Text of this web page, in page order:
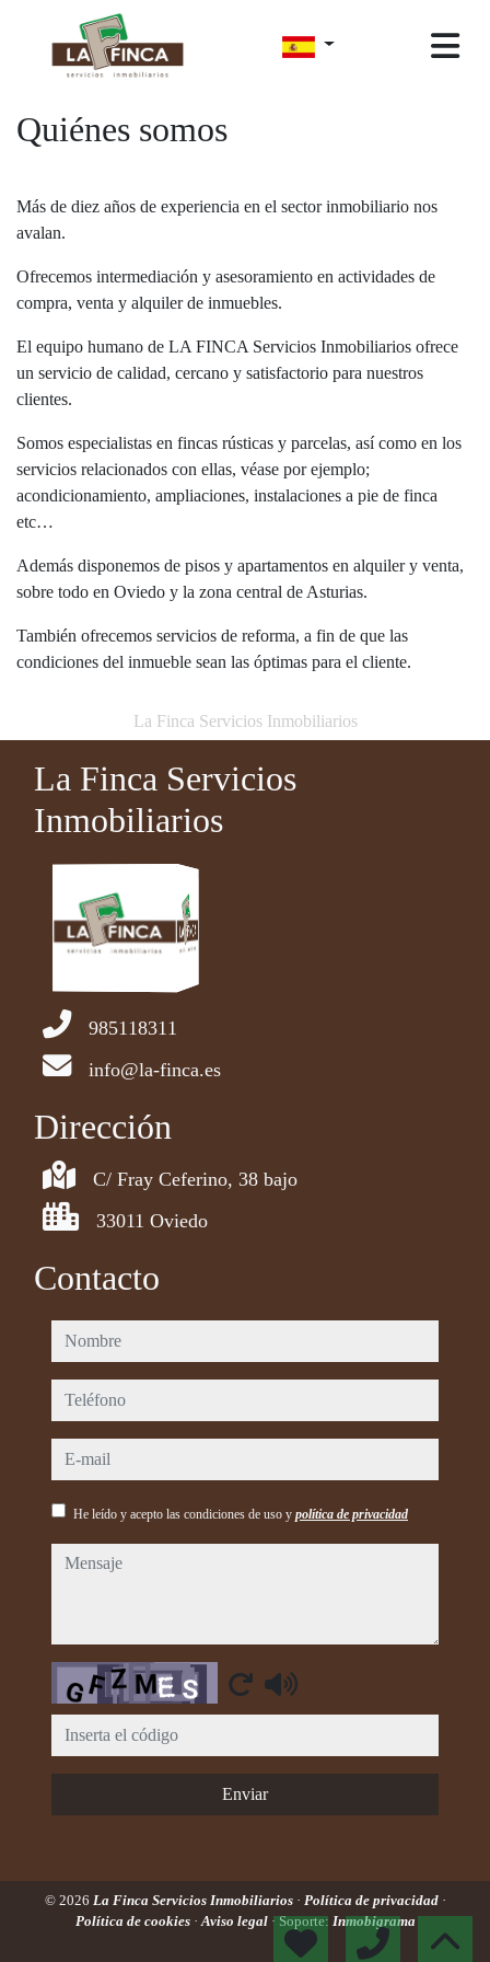
Quiénes somos
Más de diez años de experiencia en el sector inmobiliario nos
avalan.
Ofrecemos intermediación y asesoramiento en actividades de
compra, venta y alquiler de inmuebles.
El equipo humano de LA FINCA Servicios Inmobiliarios ofrece
un servicio de calidad, cercano y satisfactorio para nuestros
clientes.
Somos especialistas en fincas rústicas y parcelas, así como en los
servicios relacionados con ellas, véase por ejemplo;
acondicionamiento, ampliaciones, instalaciones a pie de finca
etc…
Además disponemos de pisos y apartamentos en alquiler y venta,
sobre todo en Oviedo y la zona central de Asturias.
También ofrecemos servicios de reforma, a fin de que las
condiciones del inmueble sean las óptimas para el cliente.
La Finca Servicios Inmobiliarios
La Finca Servicios
Inmobiliarios
985118311
info@la-finca.es
Dirección
C/ Fray Ceferino, 38 bajo
33011 Oviedo
Contacto
nombre
teléfono
e-mail
He leído y acepto las condiciones de uso y política de privacidad
mensaje
Captcha
Enviar
© 2026 La Finca Servicios Inmobiliarios · Política de privacidad ·
Política de cookies ·Aviso legal · Soporte: Inmobigrama